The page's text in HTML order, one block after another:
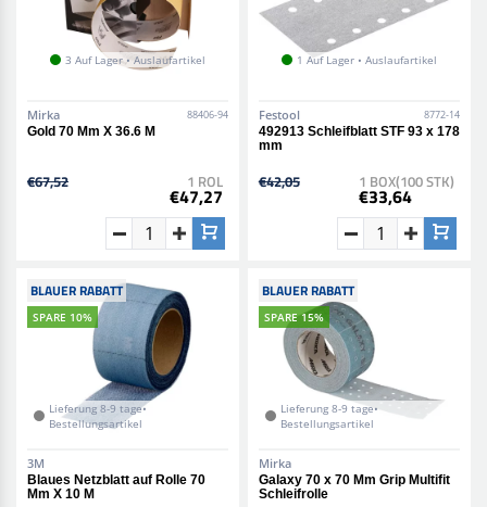
3 Auf Lager • Auslaufartikel
Mirka 88406-94
Gold 70 Mm X 36.6 M
€67,52 1 ROL
€47,27
1 Auf Lager • Auslaufartikel
Festool 8772-14
492913 Schleifblatt STF 93 x 178
mm
€42,05 1 BOX(100 STK)
€33,64
BLAUER RABATT
SPARE 10%
Lieferung 8-9 tage•
Bestellungsartikel
3M
Blaues Netzblatt auf Rolle 70
Mm X 10 M
BLAUER RABATT
SPARE 15%
Lieferung 8-9 tage•
Bestellungsartikel
Mirka
Galaxy 70 x 70 Mm Grip Multifit
Schleifrolle